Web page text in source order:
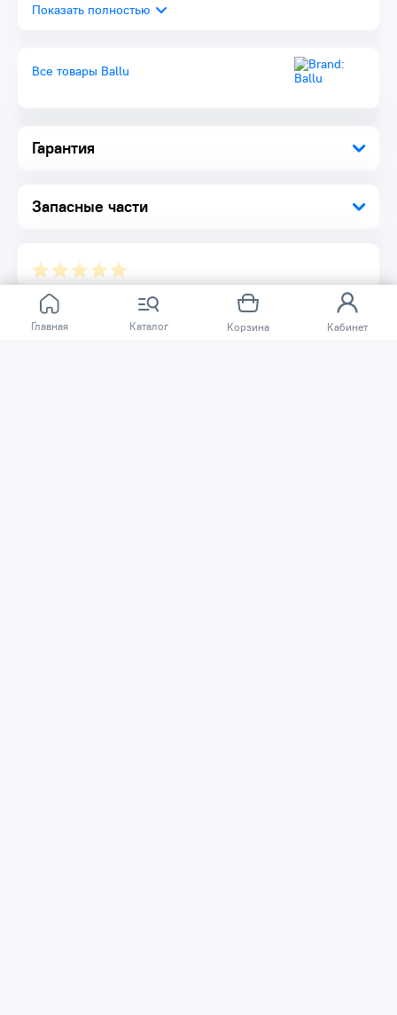
Главная Каталог Корзина Кабинет
Гарантия
Запасные части
Все товары Ballu
Отзывов ещё нет.
Расскажите о товаре, который приобрели у нас.